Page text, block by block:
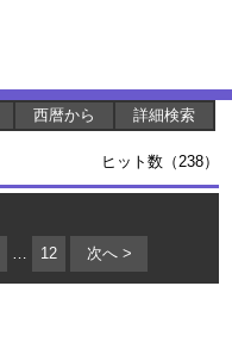
西暦から 詳細検索
ヒット数（238）
… 12 次へ >